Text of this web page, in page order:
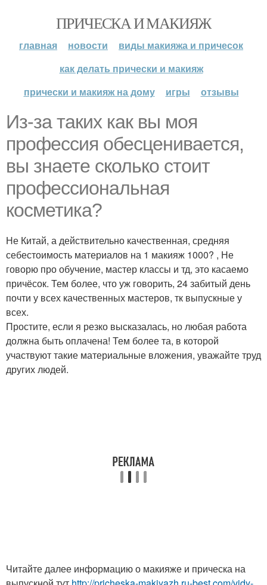
ПРИЧЕСКА И МАКИЯЖ
главная новости
виды макияжа и причесок
как делать прически и макияж
прически и макияж на дому
игры отзывы
Из-за таких как вы моя
профессия обесценивается,
вы знаете сколько стоит
профессиональная
косметика?
Не Китай, а действительно качественная, средняя
себестоимость материалов на 1 макияж 1000? , Не
говорю про обучение, мастер классы и тд, это касаемо
причёсок. Тем более, что уж говорить, 24 забитый день
почти у всех качественных мастеров, тк выпускные у
всех.
Простите, если я резко высказалась, но любая работа
должна быть оплачена! Тем более та, в которой
участвуют такие материальные вложения, уважайте труд
других людей.
Читайте далее информацию о макияже и прическа на